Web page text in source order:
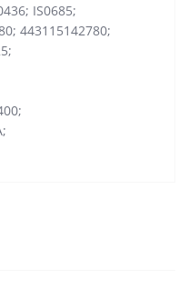
IS0685;
443115142780;